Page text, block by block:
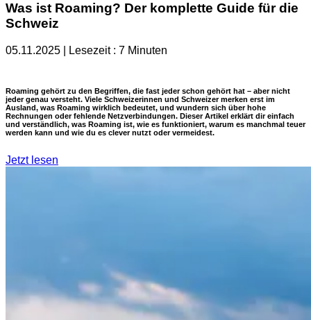
Was ist Roaming? Der komplette Guide für die
Schweiz
05.11.2025 | Lesezeit : 7 Minuten
Roaming gehört zu den Begriffen, die fast jeder schon gehört hat – aber nicht
jeder genau versteht. Viele Schweizerinnen und Schweizer merken erst im
Ausland, was Roaming wirklich bedeutet, und wundern sich über hohe
Rechnungen oder fehlende Netzverbindungen. Dieser Artikel erklärt dir einfach
und verständlich, was Roaming ist, wie es funktioniert, warum es manchmal teuer
werden kann und wie du es clever nutzt oder vermeidest.
Jetzt lesen